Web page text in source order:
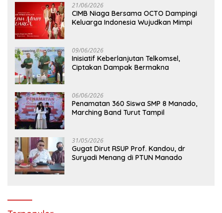
21/06/2026
CIMB Niaga Bersama OCTO Dampingi
Keluarga Indonesia Wujudkan Mimpi
09/06/2026
Inisiatif Keberlanjutan Telkomsel,
Ciptakan Dampak Bermakna
06/06/2026
Penamatan 360 Siswa SMP 8 Manado,
Marching Band Turut Tampil
31/05/2026
Gugat Dirut RSUP Prof. Kandou, dr
Suryadi Menang di PTUN Manado